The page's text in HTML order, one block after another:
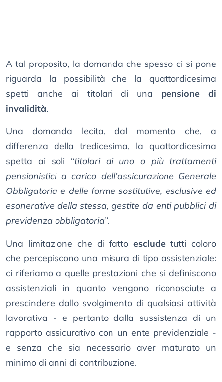
A tal proposito, la domanda che spesso ci si pone
riguarda la possibilità che la quattordicesima
spetti anche ai titolari di una pensione di
invalidità.
Una domanda lecita, dal momento che, a
differenza della tredicesima, la quattordicesima
spetta ai soli “titolari di uno o più trattamenti
pensionistici a carico dell’assicurazione Generale
Obbligatoria e delle forme sostitutive, esclusive ed
esonerative della stessa, gestite da enti pubblici di
previdenza obbligatoria”.
Una limitazione che di fattoesclude tutti coloro
che percepiscono una misura di tipo assistenziale:
ci riferiamo a quelle prestazioni che si definiscono
assistenziali in quanto vengono riconosciute a
prescindere dallo svolgimento di qualsiasi attività
lavorativa - e pertanto dalla sussistenza di un
rapporto assicurativo con un ente previdenziale -
e senza che sia necessario aver maturato un
minimo di anni di contribuzione.